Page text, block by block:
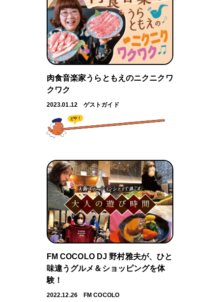
肉食音楽家うらともえのニクニクワ
クワク
2023.01.12 ゲストガイド
どや！
FM COCOLO DJ 野村雅夫が、ひと
味違うグルメ＆ショッピングを体
験！
2022.12.26 FM COCOLO